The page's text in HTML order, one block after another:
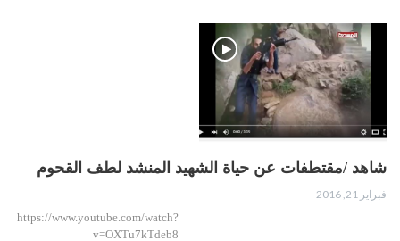
شاهد /مقتطفات عن حياة الشهيد المنشد لطف القحوم
فبراير 21, 2016
https://www.youtube.com/watch?
v=OXTu7kTdeb8